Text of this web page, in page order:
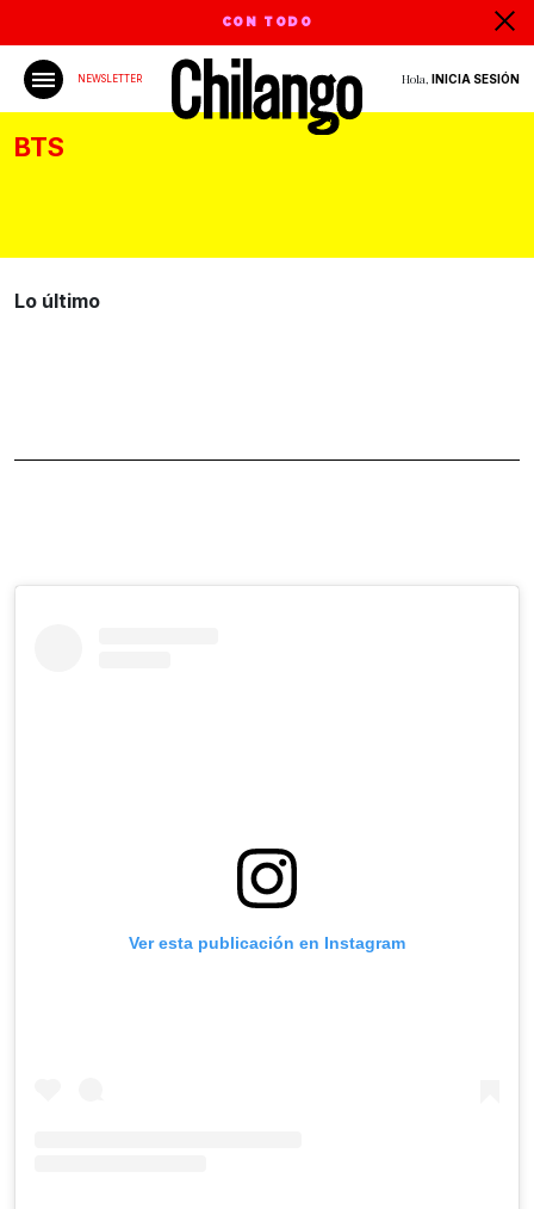
CON TODO
NEWSLETTER Hola, INICIA SESIÓN
BTS
Lo último
Ver esta publicación en Instagram